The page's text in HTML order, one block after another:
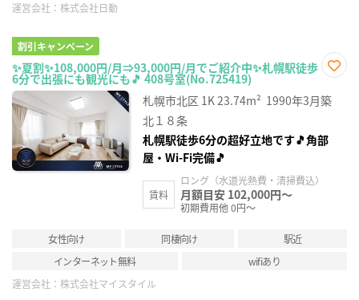
運営会社： 株式会社日動
割引キャンペーン
✨夏割✨108,000円/月⇒93,000円/月でご紹介中✨札幌駅徒歩
6分で出張にも観光にも🎵 408号室(No.725419)
に入
り登
札幌市北区 1K23.74m² 1990年3月築
北１８条
札幌駅徒歩6分の超好立地です🎵角部
屋・Wi-Fi完備🎵
賃料
ロング（水道光熱費・清掃費込）
月額目安 102,000円～
初期費用他 0円～
女性向け 同棲向け
駅近
インターネット無料
wifiあり
運営会社： 株式会社マイスタイル